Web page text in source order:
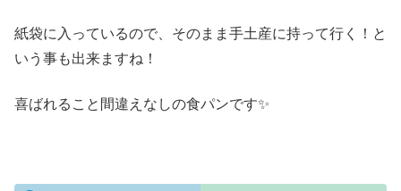
紙袋に入っているので、そのまま手土産に持って行く！と
いう事も出来ますね！
喜ばれること間違えなしの食パンです✨